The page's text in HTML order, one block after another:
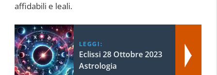
affidabili e leali.
LEGGI:
Eclissi 28 Ottobre 2023
Astrologia